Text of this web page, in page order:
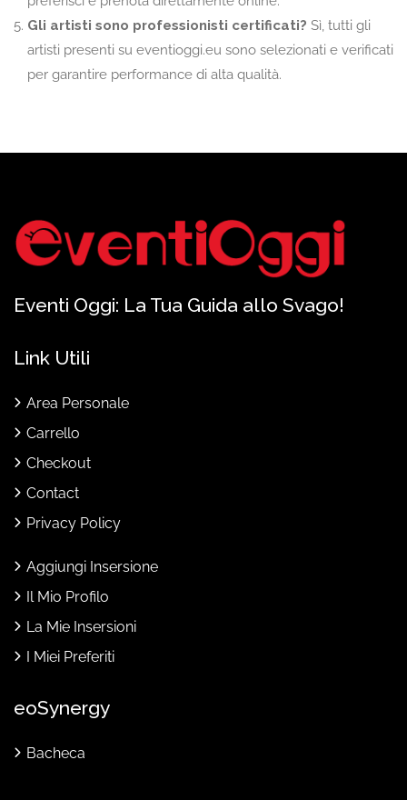
Gli artisti sono professionisti certificati? Sì, tutti gli
artisti presenti su eventioggi.eu sono selezionati e verificati
per garantire performance di alta qualità.
Eventi Oggi: La Tua Guida allo Svago!
Link Utili
Area Personale
Carrello
Checkout
Contact
Privacy Policy
Aggiungi Insersione
Il Mio Profilo
La Mie Insersioni
I Miei Preferiti
eoSynergy
Bacheca